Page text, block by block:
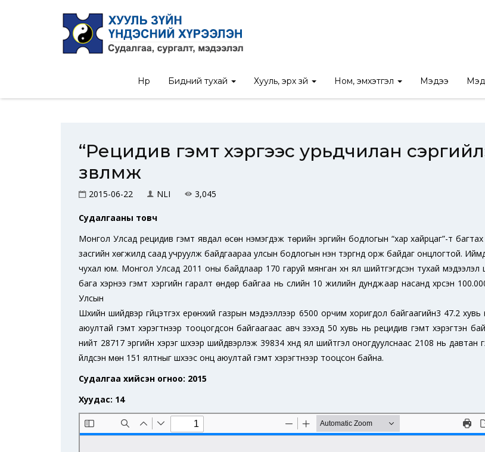
Нүүр Бидний тухай Хууль, эрх зүй Ном, эмхэтгэл Мэдээ
Нүүр / Судалгааны тайлан / “Рецидив гэмт хэргээс урьдчилан
“Рецидив гэмт хэргээс урьдчилан
зөвлөмж
2015-06-22 NLI 3,045
Судалгааны товч
Монгол Улсад рецидив гэмт явдал өсөн нэмэгдэж төрийн эрүүгийн бодлогын “хар хайрцаг”-т
засгийн хөгжилд саад учруулж байдгаараа улсын бодлогын нэн тэргүүнд орж байдаг онцлогтой.
чухал юм. Монгол Улсад 2011 оны байдлаар 170 гаруй мянган хүн ял шийтгэгдсэн тухай мэдээлэл
бага хэрнээ гэмт хэргийн гаралт өндөр байгаа нь сүүлийн 10 жилийн дунджаар насанд хүрсэн
Улсын
Шүүхийн шийдвэр гүйцэтгэх ерөнхий газрын мэдээллээр 6500 орчим хоригдол байгаагийн3 47.2
аюултай гэмт хэрэгтнээр тооцогдсон байгаагаас авч үзэхэд 50 хувь нь рецидив гэмт хэрэгтэн
нийт 28717 эрүүгийн хэрэг шүүхээр шийдвэрлэж 39834 хүнд ял шийтгэл оногдуулснаас 2108 нь давтан
үйлдсэн мөн 151 ялтныг шүүхээс онц аюултай гэмт хэрэгтнээр тооцсон байна.
Судалгаа хийсэн огноо: 2015
Хуудас: 14